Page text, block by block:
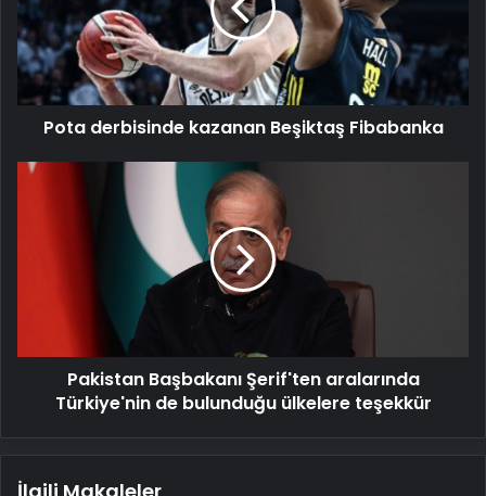
Fibabanka
Pota derbisinde kazanan Beşiktaş Fibabanka
Pakistan
teşekkür
Pakistan Başbakanı Şerif'ten aralarında
Türkiye'nin de bulunduğu ülkelere teşekkür